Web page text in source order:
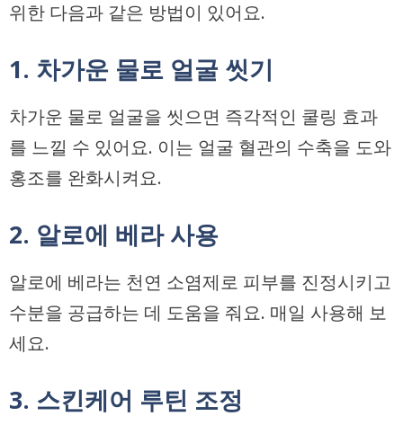
위한 다음과 같은 방법이 있어요.
1. 차가운 물로 얼굴 씻기
차가운 물로 얼굴을 씻으면 즉각적인 쿨링 효과
를 느낄 수 있어요. 이는 얼굴 혈관의 수축을 도와
홍조를 완화시켜요.
2. 알로에 베라 사용
알로에 베라는 천연 소염제로 피부를 진정시키고
수분을 공급하는 데 도움을 줘요. 매일 사용해 보
세요.
3. 스킨케어 루틴 조정